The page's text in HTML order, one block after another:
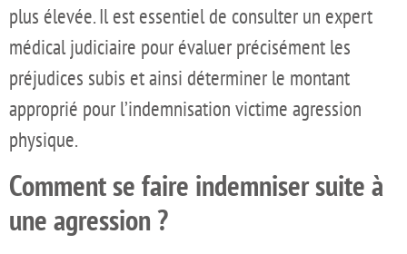
plus élevée. Il est essentiel de consulter un expert
médical judiciaire pour évaluer précisément les
préjudices subis et ainsi déterminer le montant
approprié pour l’indemnisation victime agression
physique.
Comment se faire indemniser suite à
une agression ?